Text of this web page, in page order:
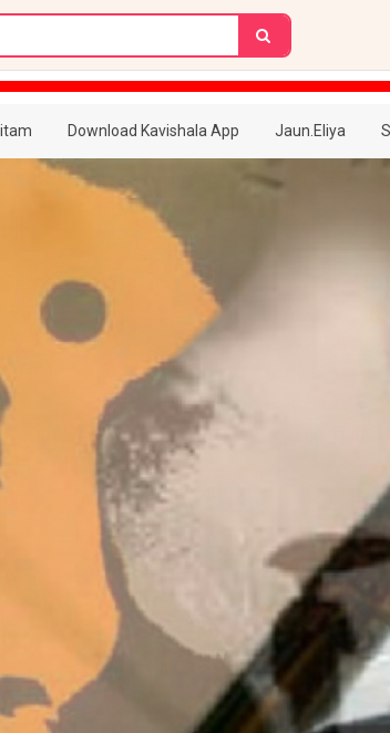
Download Kavishala App Jaun.Eliya